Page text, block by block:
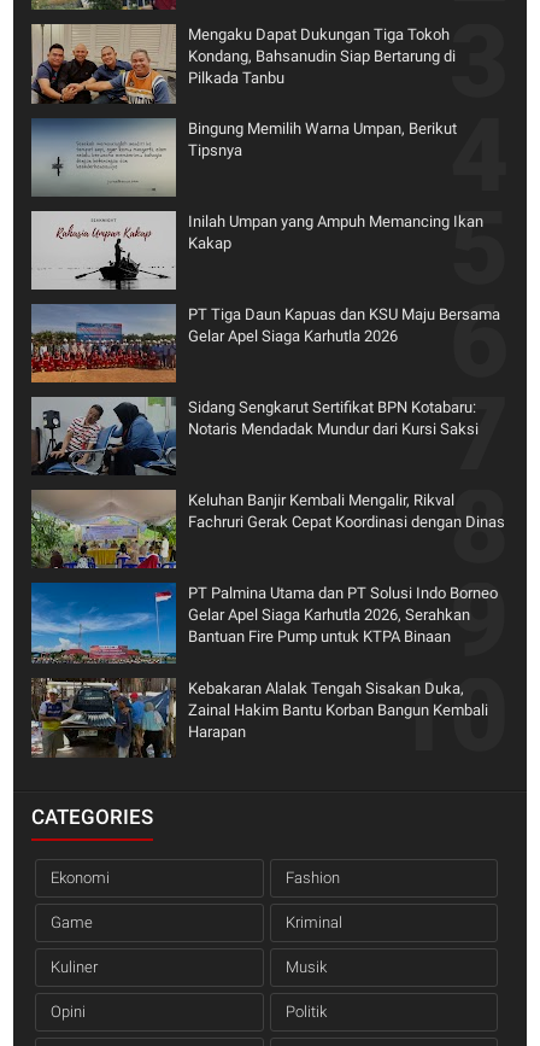
Mengaku Dapat Dukungan Tiga Tokoh
Kondang, Bahsanudin Siap Bertarung di
Pilkada Tanbu
Bingung Memilih Warna Umpan, Berikut
Tipsnya
Inilah Umpan yang Ampuh Memancing Ikan
Kakap
PT Tiga Daun Kapuas dan KSU Maju Bersama
Gelar Apel Siaga Karhutla 2026
Sidang Sengkarut Sertifikat BPN Kotabaru:
Notaris Mendadak Mundur dari Kursi Saksi
Keluhan Banjir Kembali Mengalir, Rikval
Fachruri Gerak Cepat Koordinasi dengan Dinas
PT Palmina Utama dan PT Solusi Indo Borneo
Gelar Apel Siaga Karhutla 2026, Serahkan
Bantuan Fire Pump untuk KTPA Binaan
Kebakaran Alalak Tengah Sisakan Duka,
Zainal Hakim Bantu Korban Bangun Kembali
Harapan
CATEGORIES
Ekonomi Fashion
Game Kriminal
Kuliner Musik
Opini Politik